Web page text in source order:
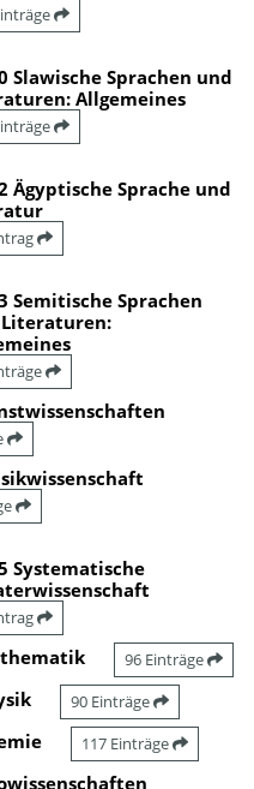
Slawische Sprachen und
Allgemeines
Ägyptische Sprache und
Semitische Sprachen
Systematische
96 Einträge
90 Einträge
117 Einträge